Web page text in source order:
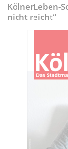
KölnerLeben-
nicht reicht“